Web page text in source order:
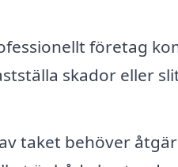
företag
skador eller
taket behöver